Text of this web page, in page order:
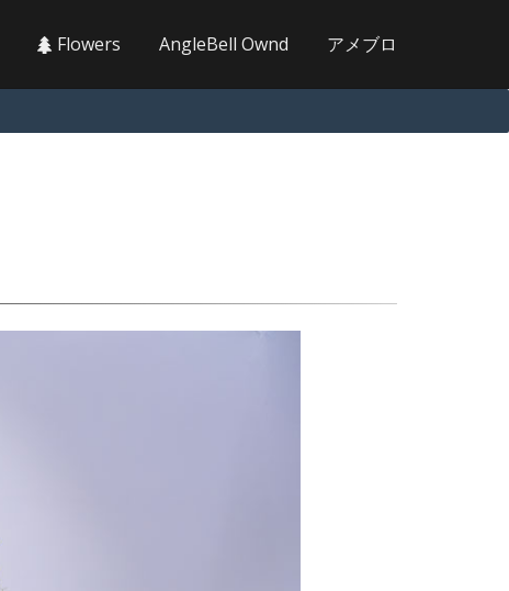
Flowers AngleBell Ownd アメブロ